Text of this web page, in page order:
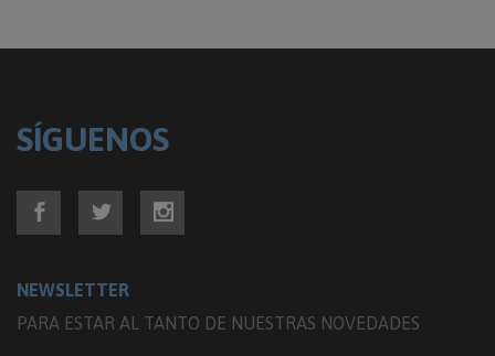
SÍGUENOS
NEWSLETTER
PARA ESTAR AL TANTO DE NUESTRAS NOVEDADES